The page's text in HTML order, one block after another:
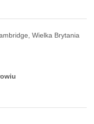
Wielka Brytania